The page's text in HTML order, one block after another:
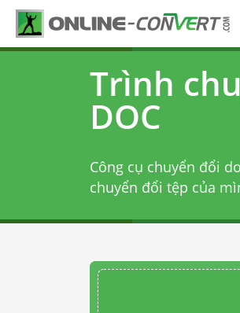
Trình
DOC
Công cụ chuyển đổi
chuyển đổi tệp của